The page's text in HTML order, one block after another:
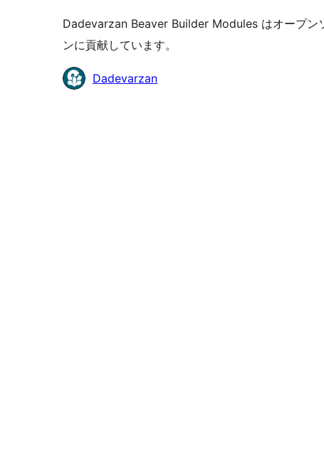
Dadevarzan Beaver Builder Modules はオープン
ンに貢献しています。
貢
Dadevarzan